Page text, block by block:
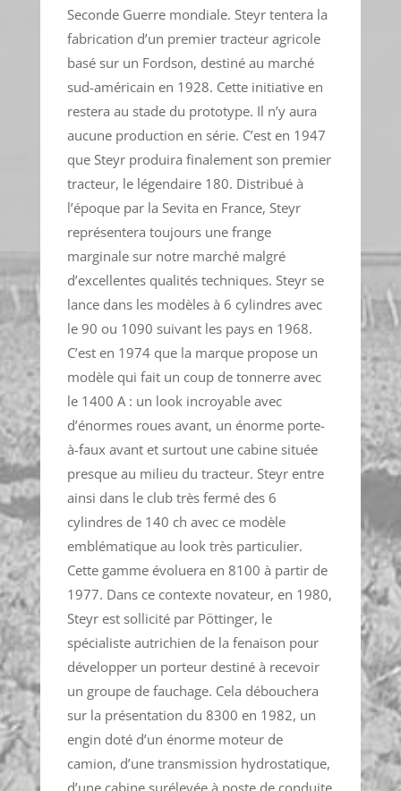
Seconde Guerre mondiale. Steyr tentera la
fabrication d’un premier tracteur agricole
basé sur un Fordson, destiné au marché
sud-américain en 1928. Cette initiative en
restera au stade du prototype. Il n’y aura
aucune production en série. C’est en 1947
que Steyr produira finalement son premier
tracteur, le légendaire 180. Distribué à
l’époque par la Sevita en France, Steyr
représentera toujours une frange
marginale sur notre marché malgré
d’excellentes qualités techniques. Steyr se
lance dans les modèles à 6 cylindres avec
le 90 ou 1090 suivant les pays en 1968.
C’est en 1974 que la marque propose un
modèle qui fait un coup de tonnerre avec
le 1400 A : un look incroyable avec
d’énormes roues avant, un énorme porte-
à-faux avant et surtout une cabine située
presque au milieu du tracteur. Steyr entre
ainsi dans le club très fermé des 6
cylindres de 140 ch avec ce modèle
emblématique au look très particulier.
Cette gamme évoluera en 8100 à partir de
1977. Dans ce contexte novateur, en 1980,
Steyr est sollicité par Pöttinger, le
spécialiste autrichien de la fenaison pour
développer un porteur destiné à recevoir
un groupe de fauchage. Cela débouchera
sur la présentation du 8300 en 1982, un
engin doté d’un énorme moteur de
camion, d’une transmission hydrostatique,
d’une cabine surélevée à poste de conduite